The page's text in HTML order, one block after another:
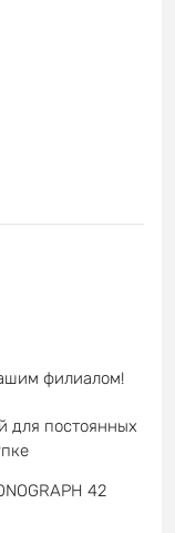
филиалом!
для постоянных
42